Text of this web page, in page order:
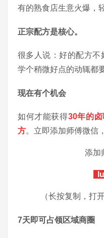
有的熟食店生意火爆，
正宗配方是核心。
很多人说：好的配方不
学个稍微好点的动辄都
现在有个机会
如何才能获得30年的
方。立即添加师傅微信
添加
（长按复制，打
7天即可占领区域商圈